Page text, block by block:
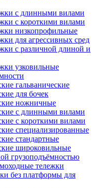
с длинными вилами
с короткими вилами
низкопрофильные
для агрессивных сред
с различной длиной и
узковильные
гальванические
для бочек
ножничные
с длинными вилами
с короткими вилами
специализированные
стандартные
широковильные
грузоподъёмностью
тележки